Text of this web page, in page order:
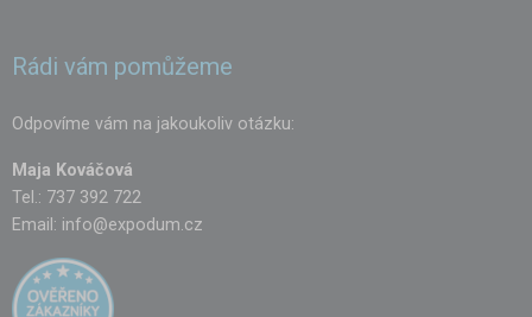
Rádi vám pomůžeme
Odpovíme vám na jakoukoliv otázku:
Maja Kováčová
Tel.: 737 392 722
Email: info@expodum.cz